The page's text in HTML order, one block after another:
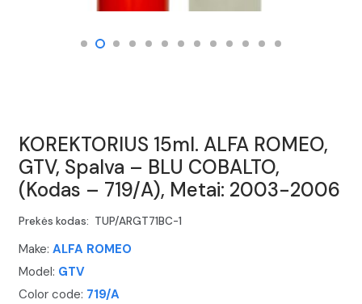
KOREKTORIUS 15ml. ALFA ROMEO,
GTV, Spalva – BLU COBALTO,
(Kodas – 719/A), Metai: 2003-2006
Prekės kodas: TUP/ARGT71BC-1
Make: ALFA ROMEO
Model: GTV
Color code: 719/A